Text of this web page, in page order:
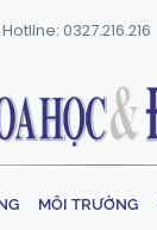
Hotline: 0327.216.216
MÔI TRƯỜNG